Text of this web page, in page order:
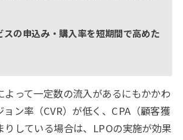
スの申込み・購入率を短期間で高めた
よって一定数の流入があるにもかかわ
ョン率（CVR）が低く、CPA（顧客獲
りしている場合は、LPOの実施が効果